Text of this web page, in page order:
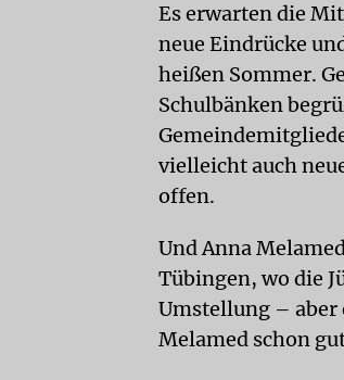
Es erwarten die
neue Eindrücke
heißen Sommer.
Schulbänken
vielleicht auch
offen.
Und Anna
Tübingen, wo die
Umstellung – aber
Melamed schon